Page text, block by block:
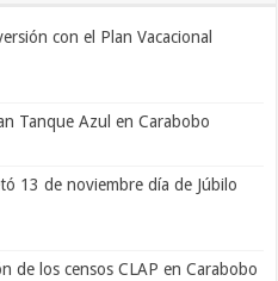
con el Plan Vacacional
Tanque Azul en Carabobo
13 de noviembre día de Júbilo
de los censos CLAP en Carabobo